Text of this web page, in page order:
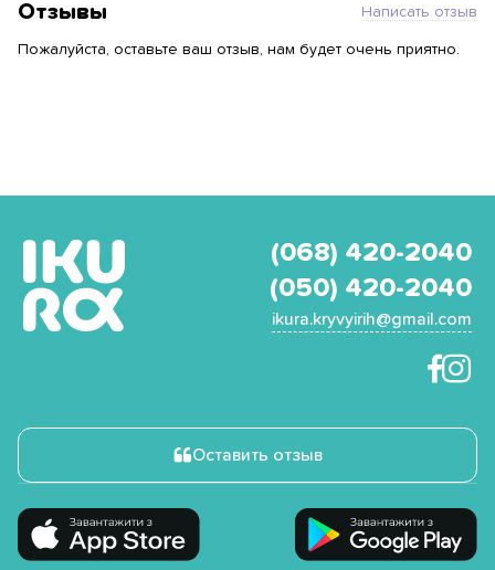
Отзывы Написать отзыв
Пожалуйста, оставьте ваш отзыв, нам будет очень приятно.
(068) 420-2040
(050) 420-2040
ikura.kryvyirih@gmail.com
Оставить отзыв